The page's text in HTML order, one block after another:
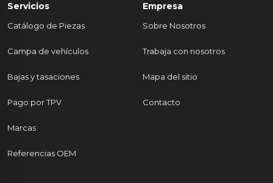
Servicios
Catálogo de Piezas
Campa de vehículos
Bajas y tasaciones
Pago por TPV
Marcas
Referencias OEM
Empresa
Sobre Nosotros
Trabaja con nosotros
Mapa del sitio
Contacto